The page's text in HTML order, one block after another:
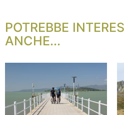
POTREBBE
ANCHE...